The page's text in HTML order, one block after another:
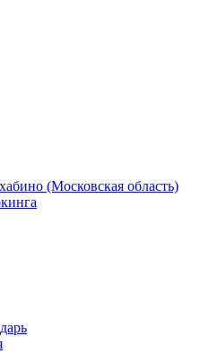
(Московская область)